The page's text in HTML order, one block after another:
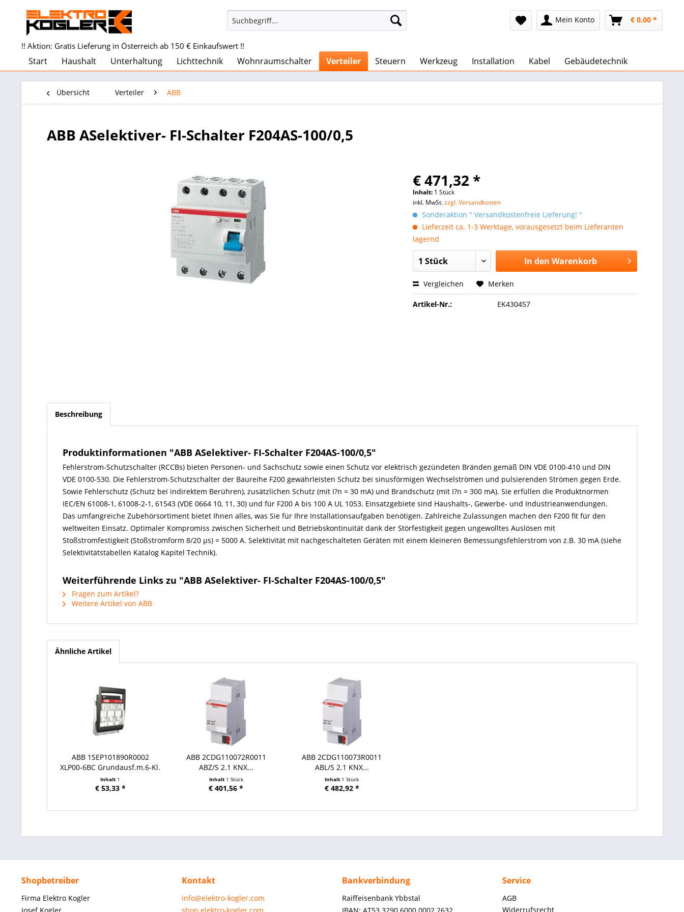
Mein Konto € 0,00 *
!! Aktion: Gratis Lieferung in Österreich ab 150 € Einkaufswert !!
Start Haushalt Unterhaltung Lichttechnik Wohnraumschalter Verteiler Steuern Werkzeug Installation Kabel Gebäudetechnik
Übersicht Verteiler ABB
ABB ASelektiver- FI-Schalter F204AS-100/0,5
€ 471,32 *
Inhalt: 1 Stück
inkl. MwSt.zzgl. Versandkosten
Sonderaktion " Versandkostenfreie Lieferung! "
Lieferzeit ca. 1-3 Werktage, vorausgesetzt beim Lieferanten
lagernd
In den Warenkorb
Vergleichen Merken
Artikel-Nr.: EK430457
Beschreibung
Produktinformationen "ABB ASelektiver- FI-Schalter F204AS-100/0,5"
Fehlerstrom-Schutzschalter (RCCBs) bieten Personen- und Sachschutz sowie einen Schutz vor elektrisch gezündeten Bränden gemäß DIN VDE 0100-410 und DIN
VDE 0100-530. Die Fehlerstrom-Schutzschalter der Baureihe F200 gewährleisten Schutz bei sinusförmigen Wechselströmen und pulsierenden Strömen gegen Erde.
Sowie Fehlerschutz (Schutz bei indirektem Berühren), zusätzlichen Schutz (mit I?n = 30 mA) und Brandschutz (mit I?n = 300 mA). Sie erfüllen die Produktnormen
IEC/EN 61008-1, 61008-2-1, 61543 (VDE 0664 10, 11, 30) und für F200 A bis 100 A UL 1053. Einsatzgebiete sind Haushalts-, Gewerbe- und Industrieanwendungen.
Das umfangreiche Zubehörsortiment bietet Ihnen alles, was Sie für Ihre Installationsaufgaben benötigen. Zahlreiche Zulassungen machen den F200 fit für den
weltweiten Einsatz. Optimaler Kompromiss zwischen Sicherheit und Betriebskontinuität dank der Störfestigkeit gegen ungewolltes Auslösen mit
Stoßstromfestigkeit (Stoßstromform 8/20 µs) = 5000 A. Selektivität mit nachgeschalteten Geräten mit einem kleineren Bemessungsfehlerstrom von z.B. 30 mA (siehe
Selektivitätstabellen Katalog Kapitel Technik).
Weiterführende Links zu "ABB ASelektiver- FI-Schalter F204AS-100/0,5"
Fragen zum Artikel?
Weitere Artikel von ABB
Ähnliche Artikel
ABB 1SEP101890R0002
XLP00-6BC Grundausf.m.6-Kl.
Inhalt 1
€ 53,33 *
ABB 2CDG110072R0011
ABZ/S 2.1 KNX...
Inhalt 1 Stück
€ 401,56 *
ABB 2CDG110073R0011
ABL/S 2.1 KNX...
Inhalt 1 Stück
€ 482,92 *
Shopbetreiber
Firma Elektro Kogler
Kontakt
info@elektro-kogler.com
Bankverbindung
Raiffeisenbank Ybbstal
Service
AGB
Widerrufsrecht